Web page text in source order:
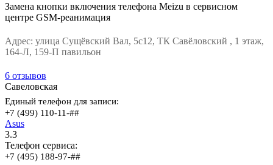
Замена кнопки включения телефона Meizu в сервисном
центре GSM-реанимация
Адрес: улица Сущёвский Вал, 5с12, ТК Савёловский , 1 этаж,
164-Л, 159-П павильон
6 отзывов
Савеловская
Единый телефон для записи:
+7 (499) 110-11-##
Asus
3.3
Телефон сервиса:
+7 (495) 188-97-##